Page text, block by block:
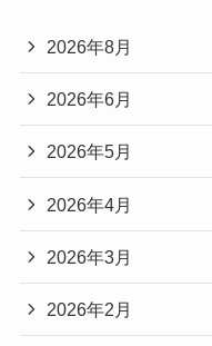
2026年8月
2026年6月
2026年5月
2026年4月
2026年3月
2026年2月